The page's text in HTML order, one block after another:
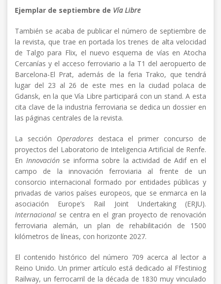
Ejemplar de septiembre de Vía Libre
También se acaba de publicar el número de septiembre de
la revista, que trae en portada los trenes de alta velocidad
de Talgo para Flix, el nuevo esquema de vías en Atocha
Cercanías y el acceso ferroviario a la T1 del aeropuerto de
Barcelona-El Prat, además de la feria Trako, que tendrá
lugar del 23 al 26 de este mes en la ciudad polaca de
Gdansk, en la que Vía Libre participará con un stand. A esta
cita clave de la industria ferroviaria se dedica un dossier en
las páginas centrales de la revista.
La sección Operadores destaca el primer concurso de
proyectos del Laboratorio de Inteligencia Artificial de Renfe.
En Innovación se informa sobre la actividad de Adif en el
campo de la innovación ferroviaria al frente de un
consorcio internacional formado por entidades públicas y
privadas de varios países europeos, que se enmarca en la
asociación Europe’s Rail Joint Undertaking (ERJU).
Internacional se centra en el gran proyecto de renovación
ferroviaria alemán, un plan de rehabilitación de 1500
kilómetros de líneas, con horizonte 2027.
El contenido histórico del número 709 acerca al lector a
Reino Unido. Un primer artículo está dedicado al Ffestiniog
Railway, un ferrocarril de la década de 1830 muy vinculado